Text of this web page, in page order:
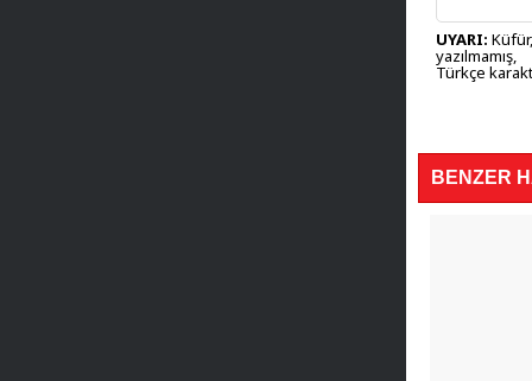
UYARI:
yazılmamış,
Türkçe
BENZER